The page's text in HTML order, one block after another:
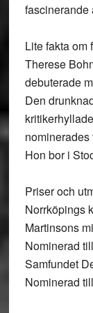
fascinerande
Lite fakta om
Therese
debuterade
Den
Hon bor i
Priser och
Norrköpings
Martinsons
Nominerad
Samfundet
Nominerad